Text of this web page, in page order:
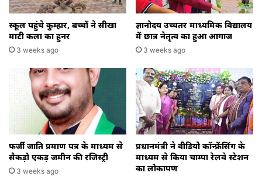
स्कूल पहुंचे कुम्हार, बच्चों ने सीखा
माटी कला का हुनर
3 weeks ago
ज्ञानोदय उच्चतर माध्यमिक विद्यालय
में छात्र नेतृत्व का हुआ आगाज
3 weeks ago
फर्जी जाति प्रमाण पत्र के माध्यम से
सैकड़ो एकड़ जमीन की रजिस्ट्री
3 weeks ago
प्रधानमंत्री ने वीडियो कॉन्फ्रेंसिंग के
माध्यम से किया चाम्पा रेलवे स्टेशन
का लोकार्पण